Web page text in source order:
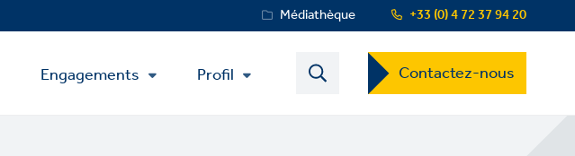
+33 (0) 4 72 37 94 20
Service
MenuMédiathèque
Engagements Profil Contact
US
Dropdown
Contactez-nous